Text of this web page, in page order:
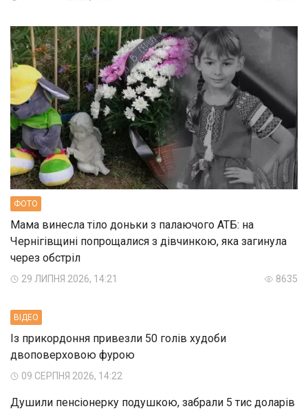
ФОТО
Мама винесла тіло доньки з палаючого АТБ: на
Чернігівщині попрощалися з дівчинкою, яка загинула
через обстріл
29 ЛИПНЯ 2026, 14:21 8635
ВIДЕО
Із прикордоння привезли 50 голів худоби
двоповерховою фурою
09 СЕРПНЯ 2026, 14:22
Душили пенсіонерку подушкою, забрали 5 тис доларів